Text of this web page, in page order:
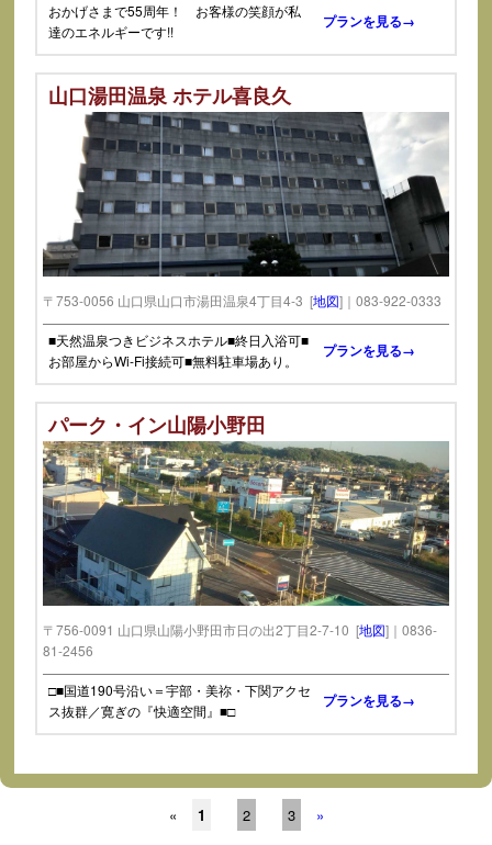
おかげさまで55周年！ お客様の笑顔が私
達のエネルギーです!!
プランを見る→
山口湯田温泉 ホテル喜良久
〒753-0056 山口県山口市湯田温泉4丁目4-3 [地図]｜083-922-0333
■天然温泉つきビジネスホテル■終日入浴可■
お部屋からWi-Fi接続可■無料駐車場あり。
プランを見る→
パーク・イン山陽小野田
〒756-0091 山口県山陽小野田市日の出2丁目2-7-10 [地図]｜0836-
81-2456
□■国道190号沿い＝宇部・美祢・下関アクセ
ス抜群／寛ぎの『快適空間』■□
プランを見る→
« 1 2 3 »